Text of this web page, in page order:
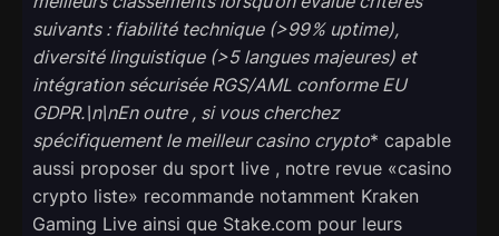
suivants : fiabilité technique (>99 % uptime),
diversité linguistique (>5 langues majeures) et
intégration sécurisée RGS/AML conforme EU
GDPR.\n\nEn outre , si vous cherchez
spécifiquement le meilleur casino crypto* capable
aussi proposer du sport live , notre revue «casino
crypto liste» recommande notamment Kraken
Gaming Live ainsi que Stake.com pour leurs